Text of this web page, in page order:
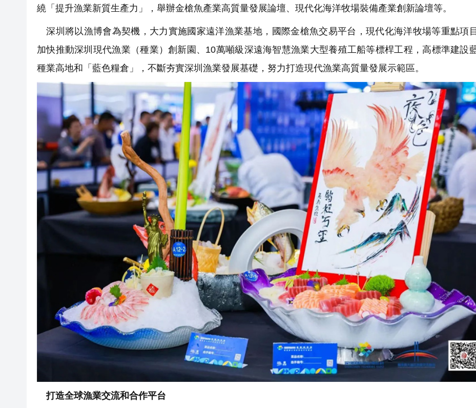
繞「提升漁業新質生產力」，舉辦金槍魚產業高質量發展論壇、現代化海洋牧場裝備產業創新論壇等。
深圳將以漁博會為契機，大力實施國家遠洋漁業基地，國際金槍魚交易平台，現代化海洋牧場等重點項
加快推動深圳現代漁業（種業）創新園、10萬噸級深遠海智慧漁業大型養殖工船等標桿工程，高標準建設
種業高地和「藍色糧倉」，不斷夯實深圳漁業發展基礎，努力打造現代漁業高質量發展示範區。
打造全球漁業交流和合作平台